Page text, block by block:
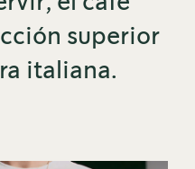
superior
italiana.